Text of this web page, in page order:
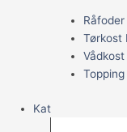
Tørkost
Vådkost
Topping
Kat